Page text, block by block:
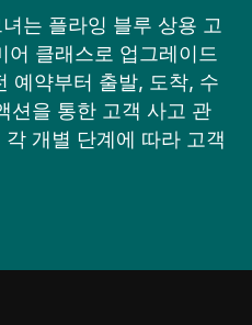
는 플라잉 블루 상용 고
클래스로 업그레이드
예약부터 출발, 도착, 수
션을 통한 고객 사고 관
개별 단계에 따라 고객